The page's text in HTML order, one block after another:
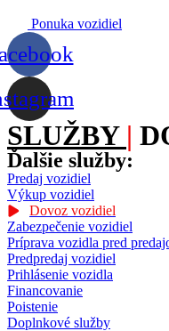
Ponuka vozidiel
SLUŽBY |
Ďalšie služby:
Predaj vozidiel
Výkup vozidiel
Dovoz vozidiel
Zabezpečenie vozidiel
Príprava vozidla pred
Predpredaj vozidiel
Prihlásenie vozidla
Financovanie
Poistenie
Doplnkové služby